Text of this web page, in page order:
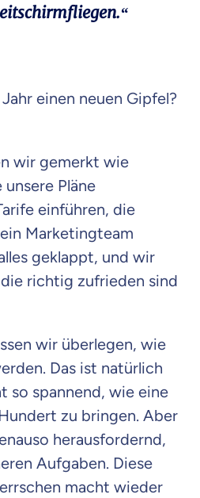
einen neuen Gipfel?
wir gemerkt wie
Pläne
einführen, die
Marketingteam
geklappt, und wir
richtig zufrieden sind
wir überlegen, wie
Das ist natürlich
so spannend, wie eine
zu bringen. Aber
herausfordernd,
Aufgaben. Diese
macht wieder